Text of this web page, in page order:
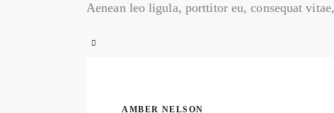
Aenean leo ligula, porttitor eu, consequat
AMBER NELSON